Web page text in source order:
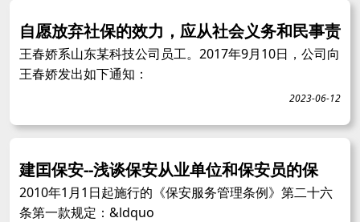
自愿放弃社保的效力，应从社会义务和民事责
王春娇系山东某科技公司员工。2017年9月10日，公司向
王春娇发出如下通知：
2023-06-12
建囯保安--浅谈保安从业单位和保安员的保
2010年1月1日起施行的《保安服务管理条例》第二十六
条第一款规定：&ldquo